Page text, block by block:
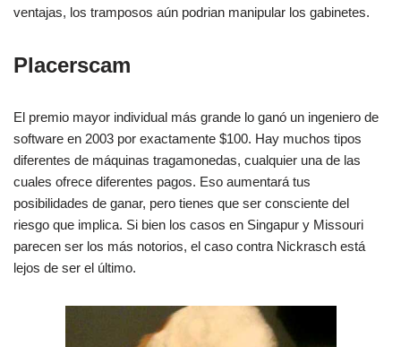
ventajas, los tramposos aún podrian manipular los gabinetes.
Placerscam
El premio mayor individual más grande lo ganó un ingeniero de
software en 2003 por exactamente $100. Hay muchos tipos
diferentes de máquinas tragamonedas, cualquier una de las
cuales ofrece diferentes pagos. Eso aumentará tus
posibilidades de ganar, pero tienes que ser consciente del
riesgo que implica. Si bien los casos en Singapur y Missouri
parecen ser los más notorios, el caso contra Nickrasch está
lejos de ser el último.